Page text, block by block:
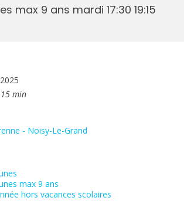
recherche
max 9 ans mardi 17:30 19:15
min
- Noisy-Le-Grand
max 9 ans
hors vacances scolaires